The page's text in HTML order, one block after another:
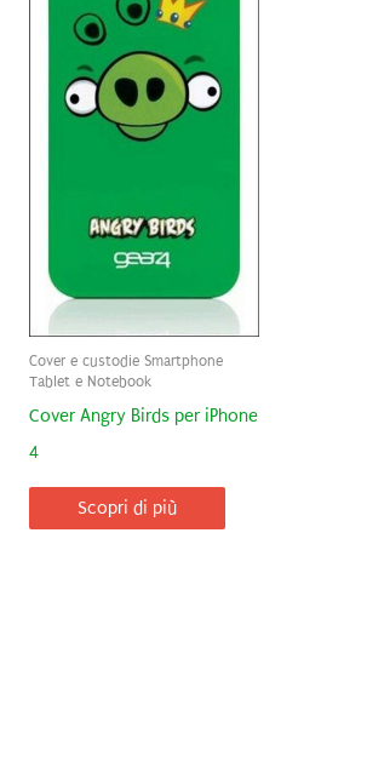
Cover e custodie Smartphone
Tablet e Notebook
Cover Angry Birds per iPhone
4
Scopri di più